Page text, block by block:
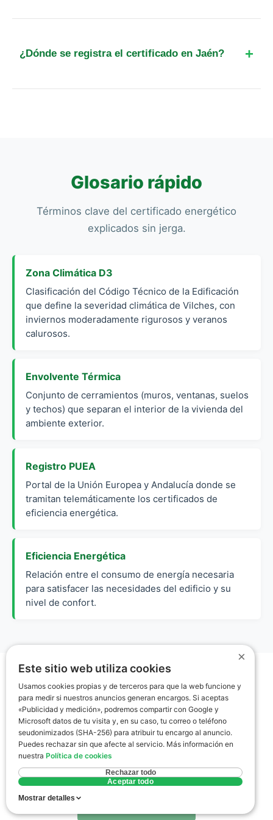
techos y la instalación de calderas de biomasa o
la zona.
¿Dónde se registra el certificado en Jaén?
Glosario rápido
Términos clave del certificado energético
explicados sin jerga.
Zona Climática D3
Clasificación del Código Técnico de la Edificación
que define la severidad climática de Vilches, con
inviernos moderadamente rigurosos y veranos
calurosos.
Envolvente Térmica
Conjunto de cerramientos (muros, ventanas, suelos
y techos) que separan el interior de la vivienda del
ambiente exterior.
Registro PUEA
Portal de la Unión Europea y Andalucía donde se
tramitan telemáticamente los certificados de
eficiencia energética.
Eficiencia Energética
Relación entre el consumo de energía necesaria
para satisfacer las necesidades del edificio y su
nivel de confort.
×
Este sitio web utiliza cookies
Usamos cookies propias y de terceros para que la web funcione y
para medir si nuestros anuncios generan encargos. Si aceptas
«Publicidad y medición», podremos compartir con Google y
Microsoft datos de tu visita y, en su caso, tu correo o teléfono
seudonimizados (SHA-256) para atribuir tu encargo al anuncio.
Puedes rechazar sin que afecte al servicio. Más información en
nuestra Política de cookies
Rechazar todo
Aceptar todo
Mostrar detalles